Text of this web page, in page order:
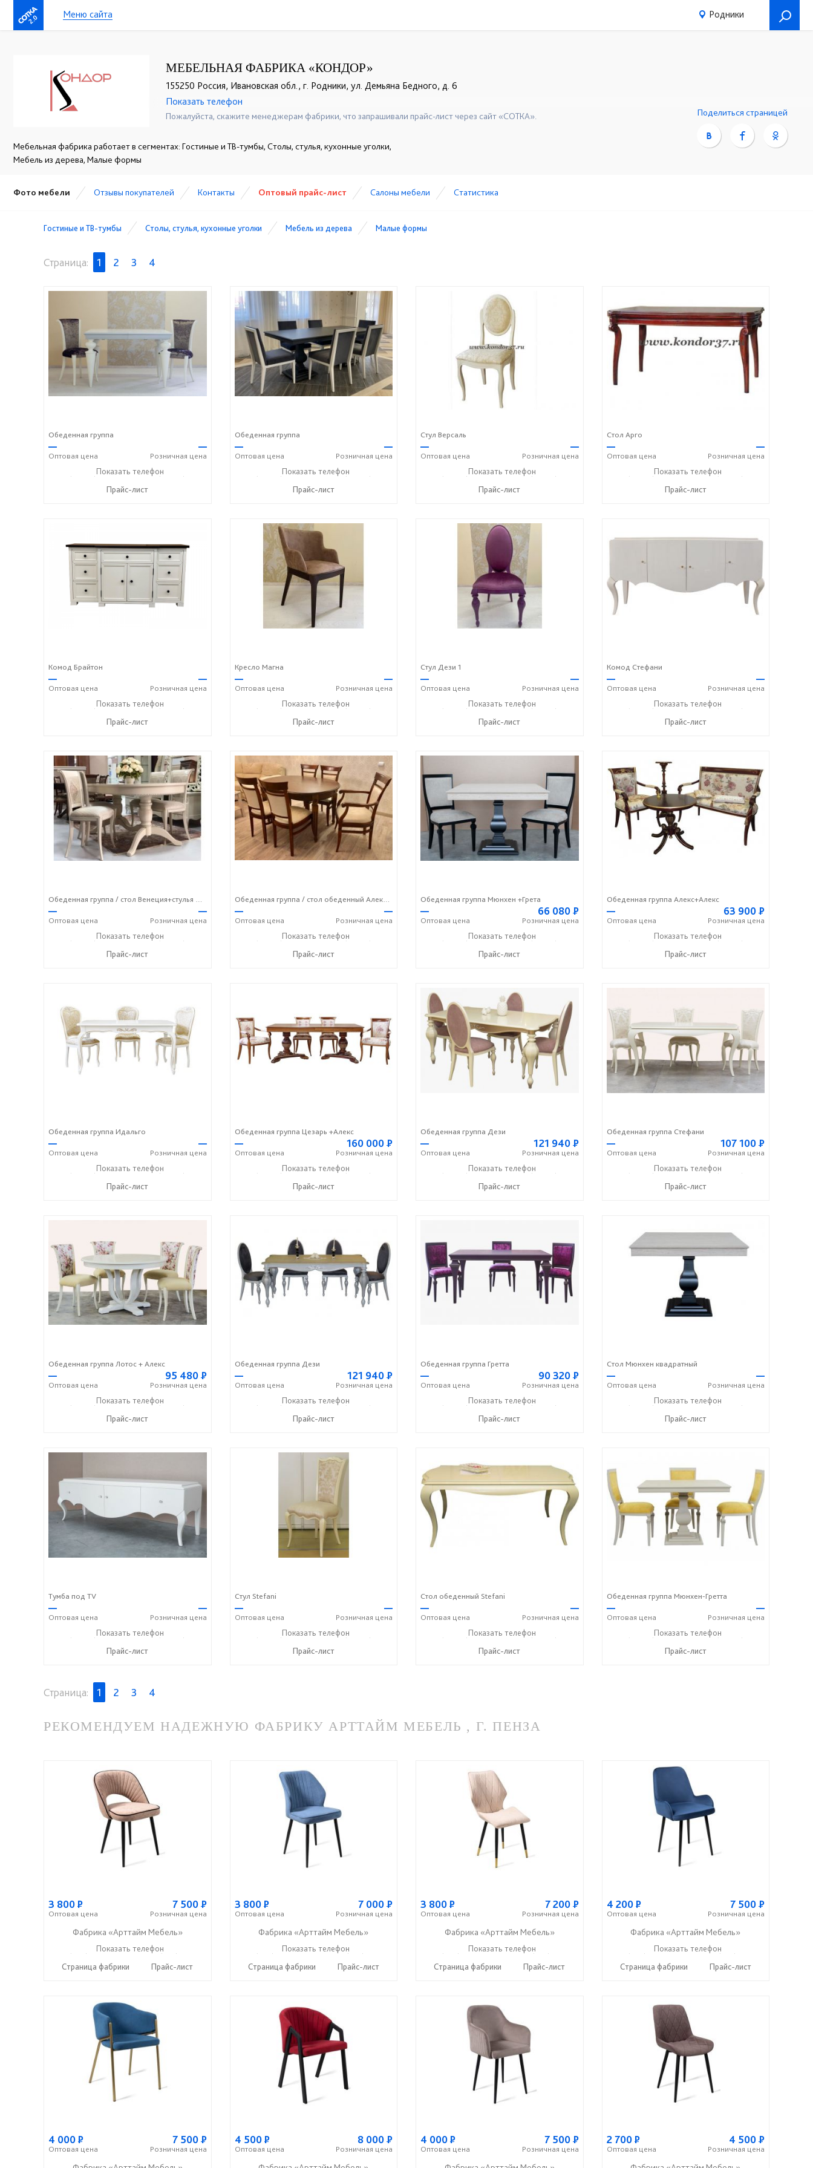
2.0 Меню сайта Родники
МЕБЕЛЬНАЯ ФАБРИКА «КОНДОР»
155250 Россия, Ивановская обл., г. Родники, ул. Демьяна Бедного, д. 6
☎+7 (49336) 2-25-25
Показать телефон
Пожалуйста, скажите менеджерам фабрики, что запрашивали прайс-лист через сайт «СОТКА».
Мебельная фабрика работает в сегментах: Гостиные и ТВ-тумбы, Столы, стулья, кухонные уголки,
Мебель из дерева, Малые формы
Поделиться страницей
Фото мебели Отзывы покупателей Контакты Оптовый прайс-лист Cалоны мебели Статистика
Гостиные и ТВ-тумбы Столы, стулья, кухонные уголки Мебель из дерева Малые формы
Страница: 1 2 3 4
Обеденная группа
—
Оптовая цена
—
Розничная цена
+7 (49336) 2-25-25 ☎+7 (49336) 2-50-46
Показать телефон
Прайс-лист
Обеденная группа
—
Оптовая цена
—
Розничная цена
+7 (49336) 2-25-25 ☎+7 (49336) 2-50-46
Показать телефон
Прайс-лист
Стул Версаль
—
Оптовая цена
—
Розничная цена
+7 (49336) 2-25-25 ☎+7 (49336) 2-50-46
Показать телефон
Прайс-лист
Стол Арго
—
Оптовая цена
—
Розничная цена
+7 (49336) 2-25-25 ☎+7 (49336) 2-50-46
Показать телефон
Прайс-лист
Комод Брайтон
—
Оптовая цена
—
Розничная цена
+7 (49336) 2-25-25 ☎+7 (49336) 2-50-46
Показать телефон
Прайс-лист
Кресло Магна
—
Оптовая цена
—
Розничная цена
+7 (49336) 2-25-25 ☎+7 (49336) 2-50-46
Показать телефон
Прайс-лист
Стул Дези 1
—
Оптовая цена
—
Розничная цена
+7 (49336) 2-25-25 ☎+7 (49336) 2-50-46
Показать телефон
Прайс-лист
Комод Стефани
—
Оптовая цена
—
Розничная цена
+7 (49336) 2-25-25 ☎+7 (49336) 2-50-46
Показать телефон
Прайс-лист
Обеденная группа / стол Венеция+стулья Алекс
—
Оптовая цена
—
Розничная цена
+7 (49336) 2-25-25 ☎+7 (49336) 2-50-46
Показать телефон
Прайс-лист
Обеденная группа / стол обеденный Алекс 2+стул Венеция
—
Оптовая цена
—
Розничная цена
+7 (49336) 2-25-25 ☎+7 (49336) 2-50-46
Показать телефон
Прайс-лист
Обеденная группа Мюнхен +Грета
—
Оптовая цена
66 080 Р
Розничная цена
+7 (49336) 2-25-25 ☎+7 (49336) 2-50-46
Показать телефон
Прайс-лист
Обеденная группа Алекс+Алекс
—
Оптовая цена
63 900 Р
Розничная цена
+7 (49336) 2-25-25 ☎+7 (49336) 2-50-46
Показать телефон
Прайс-лист
Обеденная группа Идальго
—
Оптовая цена
—
Розничная цена
+7 (49336) 2-25-25 ☎+7 (49336) 2-50-46
Показать телефон
Прайс-лист
Обеденная группа Цезарь +Алекс
—
Оптовая цена
160 000 Р
Розничная цена
+7 (49336) 2-25-25 ☎+7 (49336) 2-50-46
Показать телефон
Прайс-лист
Обеденная группа Дези
—
Оптовая цена
121 940 Р
Розничная цена
+7 (49336) 2-25-25 ☎+7 (49336) 2-50-46
Показать телефон
Прайс-лист
Обеденная группа Стефани
—
Оптовая цена
107 100 Р
Розничная цена
+7 (49336) 2-25-25 ☎+7 (49336) 2-50-46
Показать телефон
Прайс-лист
Обеденная группа Лотос + Алекс
—
Оптовая цена
95 480 Р
Розничная цена
+7 (49336) 2-25-25 ☎+7 (49336) 2-50-46
Показать телефон
Прайс-лист
Обеденная группа Дези
—
Оптовая цена
121 940 Р
Розничная цена
+7 (49336) 2-25-25 ☎+7 (49336) 2-50-46
Показать телефон
Прайс-лист
Обеденная группа Гретта
—
Оптовая цена
90 320 Р
Розничная цена
+7 (49336) 2-25-25 ☎+7 (49336) 2-50-46
Показать телефон
Прайс-лист
Стол Мюнхен квадратный
—
Оптовая цена
—
Розничная цена
+7 (49336) 2-25-25 ☎+7 (49336) 2-50-46
Показать телефон
Прайс-лист
Тумба под TV
—
Оптовая цена
—
Розничная цена
+7 (49336) 2-25-25 ☎+7 (49336) 2-50-46
Показать телефон
Прайс-лист
Стул Stefani
—
Оптовая цена
—
Розничная цена
+7 (49336) 2-25-25 ☎+7 (49336) 2-50-46
Показать телефон
Прайс-лист
Стол обеденный Stefani
—
Оптовая цена
—
Розничная цена
+7 (49336) 2-25-25 ☎+7 (49336) 2-50-46
Показать телефон
Прайс-лист
Обеденная группа Мюнхен-Гретта
—
Оптовая цена
—
Розничная цена
+7 (49336) 2-25-25 ☎+7 (49336) 2-50-46
Показать телефон
Прайс-лист
Страница: 1 2 3 4
РЕКОМЕНДУЕМ НАДЕЖНУЮ ФАБРИКУ АРТТАЙМ МЕБЕЛЬ , Г. ПЕНЗА
3 800Р
Оптовая цена
7 500 Р
Розничная цена
Фабрика «Арттайм Мебель»
+7 (800) 201-23-49 ☎+7 (963) 111-0-222
Показать телефон
Страница фабрики
Прайс-лист
3 800Р
Оптовая цена
7 000 Р
Розничная цена
Фабрика «Арттайм Мебель»
+7 (800) 201-23-49 ☎+7 (963) 111-0-222
Показать телефон
Страница фабрики
Прайс-лист
3 800Р
Оптовая цена
7 200 Р
Розничная цена
Фабрика «Арттайм Мебель»
+7 (800) 201-23-49 ☎+7 (963) 111-0-222
Показать телефон
Страница фабрики
Прайс-лист
4 200Р
Оптовая цена
7 500 Р
Розничная цена
Фабрика «Арттайм Мебель»
+7 (800) 201-23-49 ☎+7 (963) 111-0-222
Показать телефон
Страница фабрики
Прайс-лист
4 000Р
Оптовая цена
7 500 Р
Розничная цена
4 500Р
Оптовая цена
8 000 Р
Розничная цена
4 000Р
Оптовая цена
7 500 Р
Розничная цена
2 700Р
Оптовая цена
4 500 Р
Розничная цена